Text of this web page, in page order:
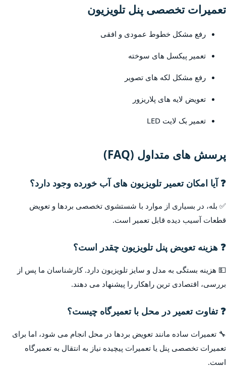
تعمیرات تخصصی پنل تلویزیون
رفع مشکل خطوط عمودی و افقی
تعمیر پیکسل های سوخته
رفع مشکل لکه های تصویر
تعویض لایه های پلاریزور
تعمیر بک لایت LED
پرسش های متداول (FAQ)
❓ آیا امکان تعمیر تلویزیون های آب خورده وجود دارد؟
✅ بله، در بسیاری از موارد با شستشوی تخصصی بردها و تعویض
قطعات آسیب دیده قابل تعمیر است.
❓ هزینه تعویض پنل تلویزیون چقدر است؟
💵 هزینه بستگی به مدل و سایز تلویزیون دارد. کارشناسان ما پس از
بررسی، اقتصادی ترین راهکار را پیشنهاد می دهند.
❓ تفاوت تعمیر در محل با تعمیرگاه چیست؟
🔧 تعمیرات ساده مانند تعویض بردها در محل انجام می شود، اما برای
تعمیرات تخصصی پنل یا تعمیرات پیچیده نیاز به انتقال به تعمیرگاه
است.